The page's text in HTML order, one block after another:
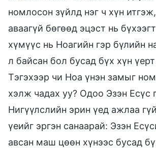
номлосон зүйлд нэг ч хүн
аваагүй бөгөөд эцэст нь
хүмүүс нь Ноагийн гэр бүлийн
л байсан бол бусад бүх хүн
Тэгэхээр чи Ноа үнэн замыг
хэлж чадах уу? Одоо Эзэн Есүс
Нигүүлслийн эрин үед ажлаа
үеийг эргэн санаарай: Эзэн
авсан маш цөөн хүнээс бусад